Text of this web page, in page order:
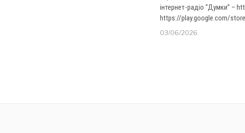
інтернет-радіо “Думки” –
https://play.google.com/
03/06/2026